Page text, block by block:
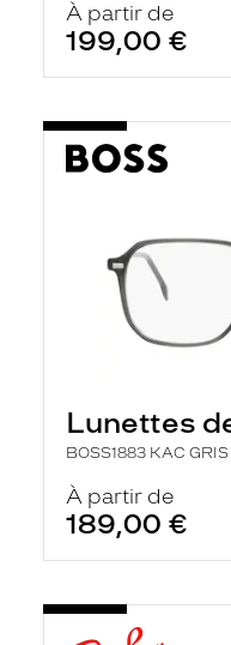
À partir de
199,00 €
Lunettes
BOSS1883 KAC
À partir de
189,00 €